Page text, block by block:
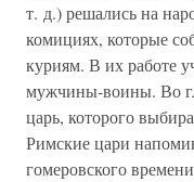
т. д.) решались на
комициях, которые
куриям. В их работе
мужчины-воины. Во
царь, которого
Римские цари
гомеровского